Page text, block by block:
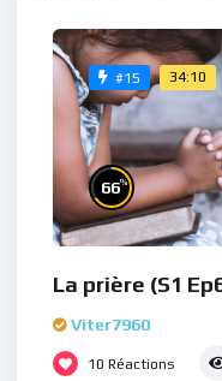
#15 34:10
66%
La prière (S1
Viter7960
10 Réactions